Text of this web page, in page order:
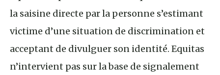
la saisine directe par la personne s’estimant
victime d’une situation de discrimination et
acceptant de divulguer son identité. Equitas
n’intervient pas sur la base de signalement